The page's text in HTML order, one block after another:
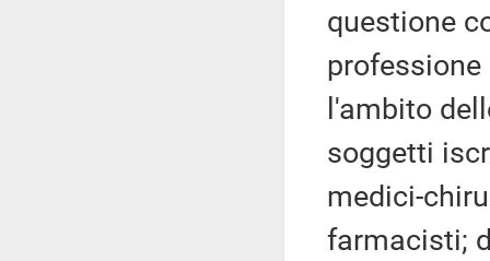
questione
l'ambito
soggetti
medici-
farmacisti;